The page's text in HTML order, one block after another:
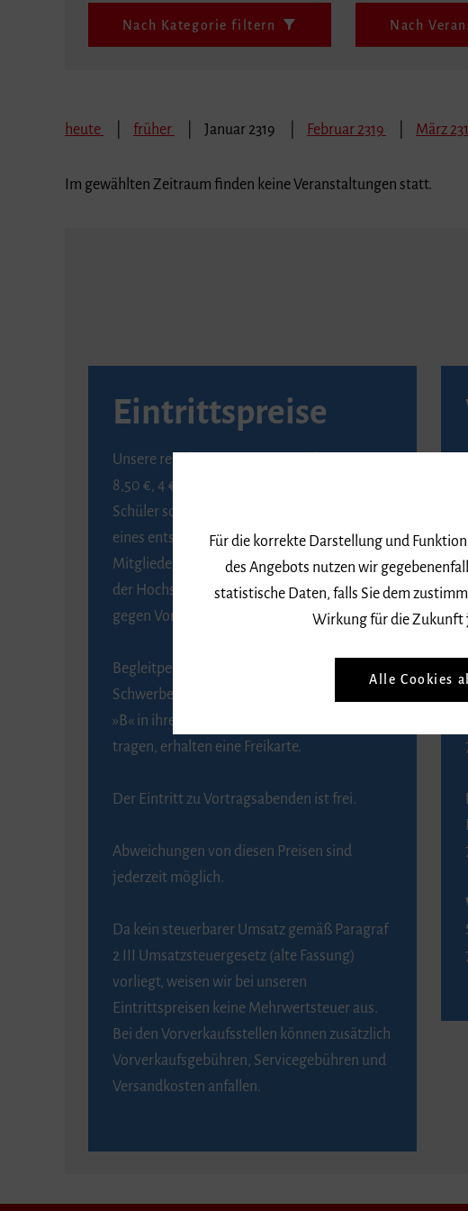
Nach Kategorie filtern Nach
heute früher Januar 2319 Februar 2319 März
Im gewählten Zeitraum finden keine Veranstaltungen statt.
Eintrittspreise
Unsere regulären Eintrittspreise betragen
8,50 €, 4 € ermäßigt für Schülerinnen und
Schüler sowie Studierende gegen Vorlage
eines entsprechenden Nachweises, 6 € für
Mitglieder der Gesellschaft zur Förderung
der Hochschule für Musik Freiburg e. V.
gegen Vorlage des Mitgliedsausweises.
Begleitpersonen von Menschen mit
Schwerbehinderung, die das Merkzeichen
»B« in ihrem Schwerbehindertenausweis
tragen, erhalten eine Freikarte.
Der Eintritt zu Vortragsabenden ist frei.
Abweichungen von diesen Preisen sind
jederzeit möglich.
Da kein steuerbarer Umsatz gemäß Paragraf
2 III Umsatzsteuergesetz (alte Fassung)
vorliegt, weisen wir bei unseren
Eintrittspreisen keine Mehrwertsteuer aus.
Bei den Vorverkaufsstellen können zusätzlich
Vorverkaufsgebühren, Servicegebühren und
Versandkosten anfallen.
Für die korrekte Darstellung und
des Angebots nutzen wir
statistische Daten, falls Sie dem
Wirkung für die Zukunft
Alle Cookies